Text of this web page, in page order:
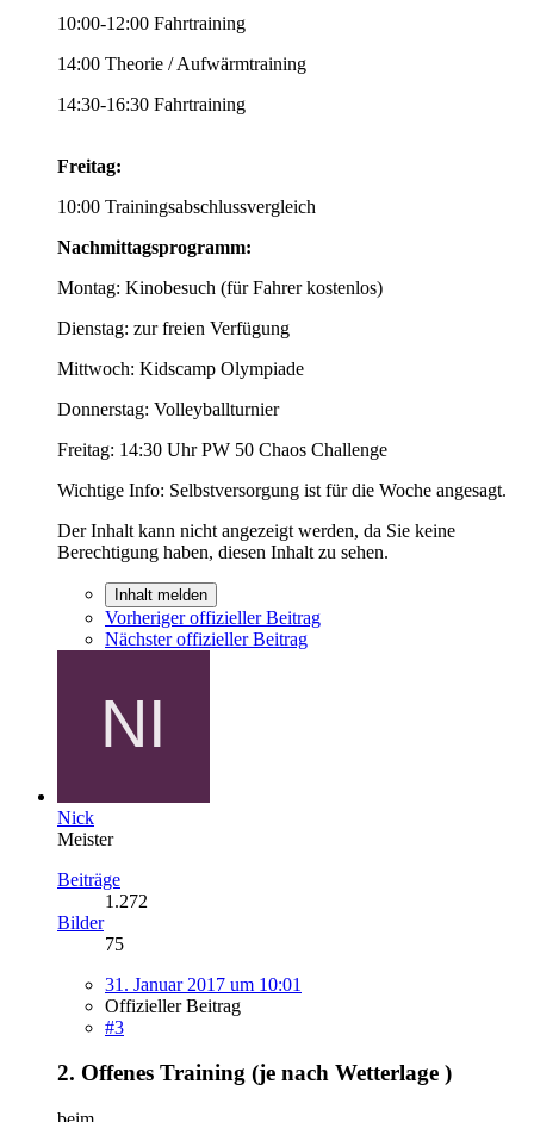
10:00-12:00 Fahrtraining
14:00 Theorie / Aufwärmtraining
14:30-16:30 Fahrtraining
Freitag:
10:00 Trainingsabschlussvergleich
Nachmittagsprogramm:
Montag: Kinobesuch (für Fahrer kostenlos)
Dienstag: zur freien Verfügung
Mittwoch: Kidscamp Olympiade
Donnerstag: Volleyballturnier
Freitag: 14:30 Uhr PW 50 Chaos Challenge
Wichtige Info: Selbstversorgung ist für die Woche angesagt.
Der Inhalt kann nicht angezeigt werden, da Sie keine
Berechtigung haben, diesen Inhalt zu sehen.
Inhalt melden
Vorheriger offizieller Beitrag
Nächster offizieller Beitrag
Nick
Meister
Beiträge
1.272
Bilder
75
31. Januar 2017 um 10:01
Offizieller Beitrag
#3
2. Offenes Training (je nach Wetterlage )